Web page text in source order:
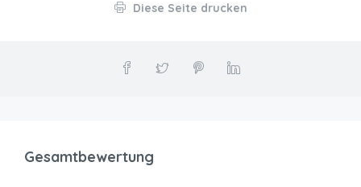
Diese Seite drucken
Gesamtbewertung